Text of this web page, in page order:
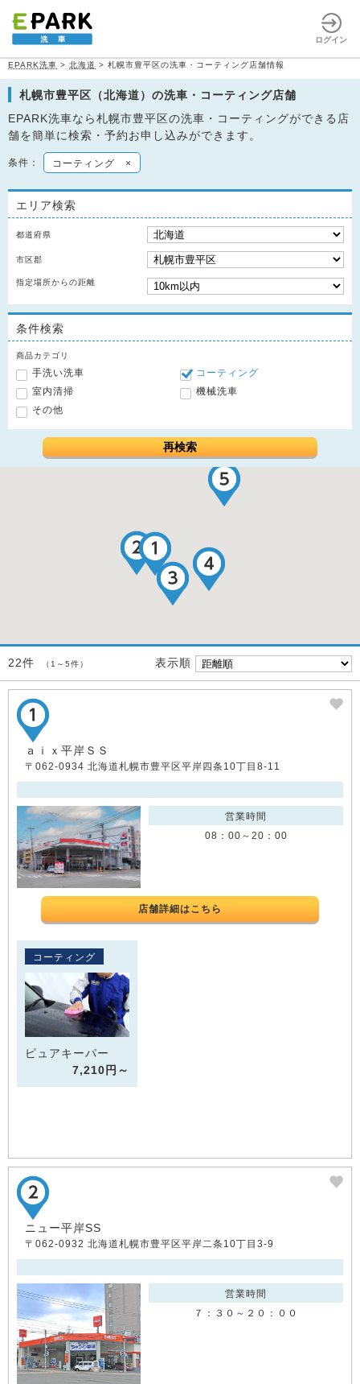
ログイン
EPARK洗車 > 北海道 > 札幌市豊平区の洗車・コーティング店舗情報
札幌市豊平区（北海道）の洗車・コーティング店舗
EPARK洗車なら札幌市豊平区の洗車・コーティングができる店
舗を簡単に検索・予約お申し込みができます。
条件： コーティング ×
エリア検索
都道府県
市区郡
指定場所からの距離
条件検索
商品カテゴリ
手洗い洗車
コーティング
室内清掃
機械洗車
その他
再検索
22件 （1～5件） 表示順
ａｉｘ平岸ＳＳ
〒062-0934 北海道札幌市豊平区平岸四条10丁目8-11
営業時間
08：00～20：00
店舗詳細はこちら
コーティング
ピュアキーパー
7,210円～
ニュー平岸SS
〒062-0932 北海道札幌市豊平区平岸二条10丁目3-9
営業時間
７：３０～２０：００